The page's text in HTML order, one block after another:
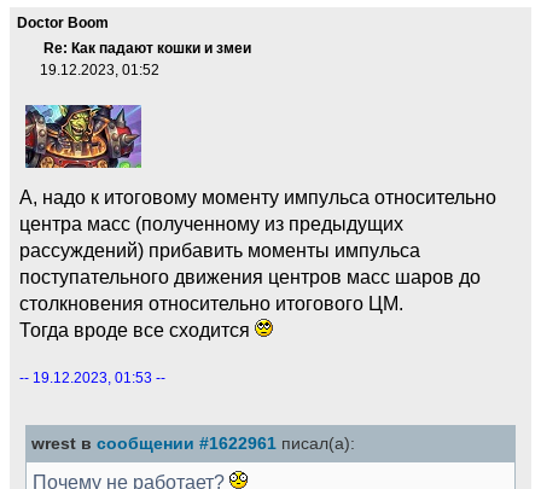
Doctor Boom
Re: Как падают кошки и змеи
19.12.2023, 01:52
А, надо к итоговому моменту импульса относительно
центра масс (полученному из предыдущих
рассуждений) прибавить моменты импульса
поступательного движения центров масс шаров до
столкновения относительно итогового ЦМ.
Тогда вроде все сходится
-- 19.12.2023, 01:53 --
wrest в сообщении #1622961 писал(а):
Почему не работает?